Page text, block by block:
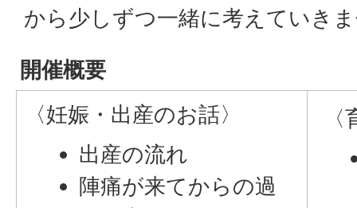
から少しずつ一緒に考えていき
開催概要
〈妊娠・出産のお話〉
出産の流れ
陣痛が来てからの過